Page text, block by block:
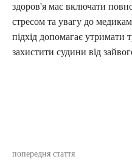
здоров'я має включати
стресом та увагу до
підхід допомагає утримати
захистити судини від
попередня стаття